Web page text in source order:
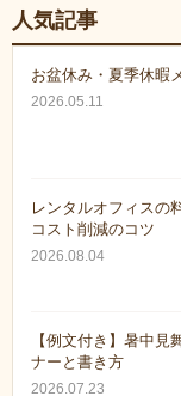
人気記事
お盆休み・夏季休暇
2026.05.11
レンタルオフィスの
コスト削減のコツ
2026.08.04
【例文付き】暑中
ナーと書き方
2026.07.23